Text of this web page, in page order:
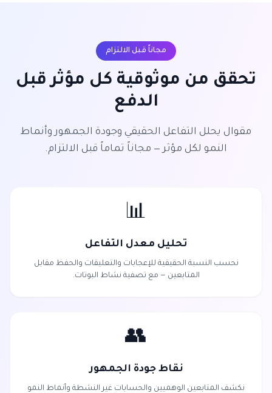
مجاناً قبل الالتزام
تحقق من موثوقية كل مؤثر قبل
الدفع
مقوال يحلل التفاعل الحقيقي وجودة الجمهور وأنماط
النمو لكل مؤثر — مجاناً تماماً قبل الالتزام.
📊
تحليل معدل التفاعل
نحسب النسبة الحقيقية للإعجابات والتعليقات والحفظ مقابل
المتابعين — مع تصفية نشاط البوتات.
👥
نقاط جودة الجمهور
نكشف المتابعين الوهميين والحسابات غير النشطة وأنماط النمو